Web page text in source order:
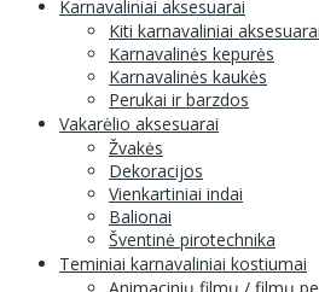
Karnavaliniai aksesuarai
Kiti karnavaliniai aksesuarai
Karnavalinės kepurės
Karnavalinės kaukės
Perukai ir barzdos
Vakarėlio aksesuarai
Žvakės
Dekoracijos
Vienkartiniai indai
Balionai
Šventinė pirotechnika
Teminiai karnavaliniai kostiumai
Animacinių filmų / filmų